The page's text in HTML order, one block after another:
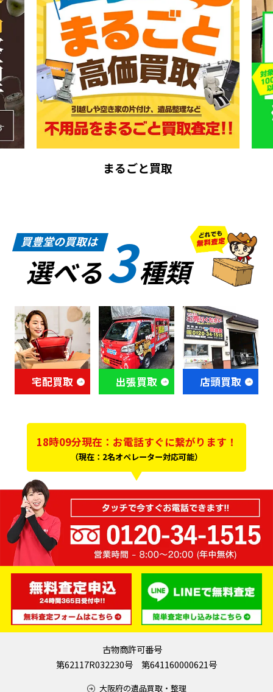
まるごと買取
買豊堂の買取は
選べる3種類
宅配買取 出張買取 店頭買取
18時09分現在：お電話すぐに繋がります！
（現在：2名オペレーター対応可能）
古物商許可番号
第62117R032230号 第641160000621号
大阪府の遺品買取・整理